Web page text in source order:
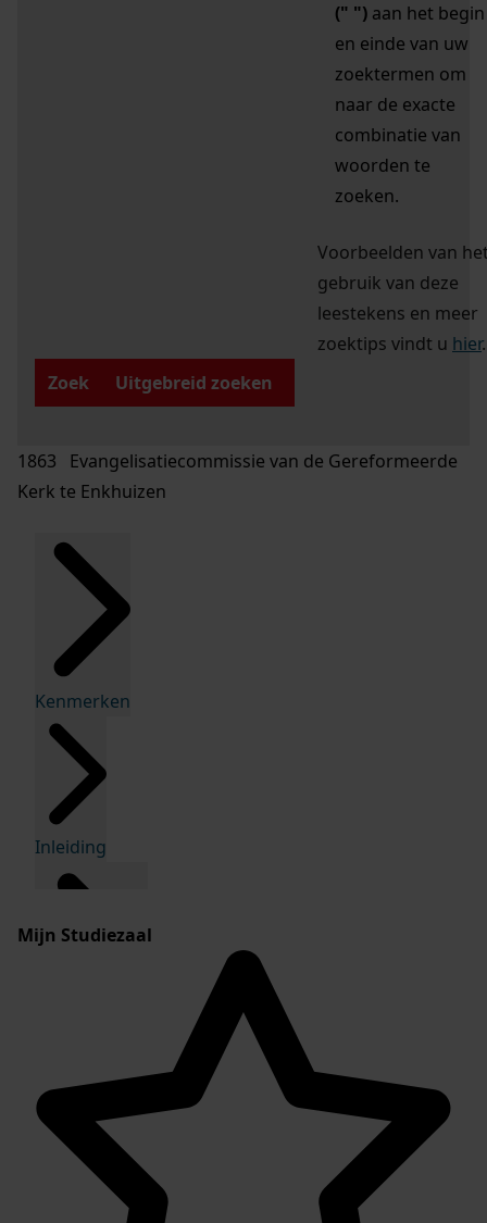
(" ") aan het begin
en einde van uw
zoektermen om
naar de exacte
combinatie van
woorden te
zoeken.
Voorbeelden van
gebruik van deze
leestekens en meer
zoektips vindt u hier.
Zoek
Uitgebreid zoeken
1863 Evangelisatiecommissie van de Gereformeerde
Kerk te Enkhuizen
Kenmerken
Inleiding
Mijn Studiezaal